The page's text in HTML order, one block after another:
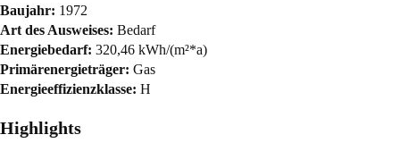
Baujahr: 1972
Art des Ausweises: Bedarf
Energiebedarf: 320,46 kWh/(m²*a)
Primärenergieträger: Gas
Energieeffizienzklasse: H
Highlights